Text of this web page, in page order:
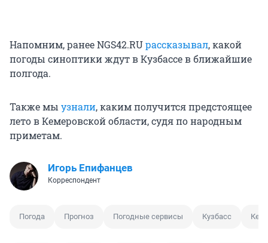
Напомним, ранее NGS42.RUрассказывал, какой
погоды синоптики ждут в Кузбассе в ближайшие
полгода.
Также мы узнали, каким получится предстоящее
лето в Кемеровской области, судя по народным
приметам.
Игорь Епифанцев
Корреспондент
Погода Прогноз Погодные сервисы Кузбасс